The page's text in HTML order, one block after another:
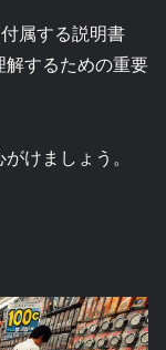
属する説明書
するための重要
けましょう。